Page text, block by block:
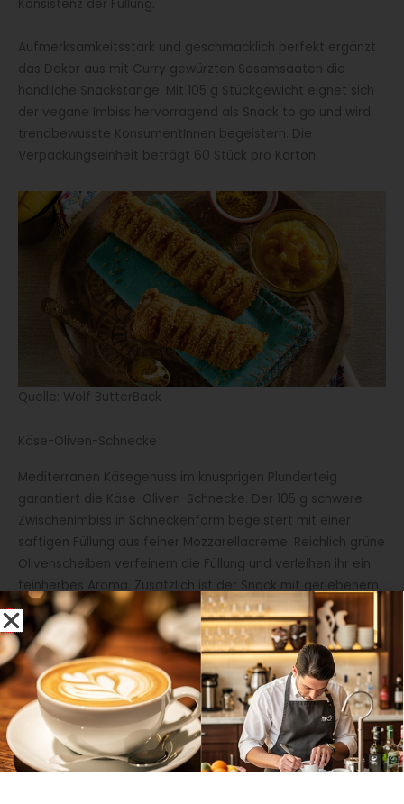
Konsistenz der Füllung.
Aufmerksamkeitsstark und geschmacklich perfekt ergänzt
das Dekor aus mit Curry gewürzten Sesamsaaten die
handliche Snackstange. Mit 105 g Stückgewicht eignet sich
der vegane Imbiss hervorragend als Snack to go und wird
trendbewusste KonsumentInnen begeistern. Die
Verpackungseinheit beträgt 60 Stück pro Karton.
Quelle: Wolf ButterBack
Käse-Oliven-Schnecke
Mediterranen Käsegenuss im knusprigen Plunderteig
garantiert die Käse-Oliven-Schnecke. Der 105 g schwere
Zwischenimbiss in Schneckenform begeistert mit einer
saftigen Füllung aus feiner Mozzarellacreme. Reichlich grüne
Olivenscheiben verfeinern die Füllung und verleihen ihr ein
feinherbes Aroma. Zusätzlich ist der Snack mit geriebenem
Käse sowie einer Bestreuung aus gerebeltem Basilikum
ansprechend dekoriert, und benötigt nach dem Backen
keine weitere Veredelung. Darüber hinaus überzeugt das
Produkt mit einer sehr langen Standzeit.
Die Käse-Oliven-Schnecke ist rein vegetarisch und
erhältlich in einer Verpackungseinheit von 60 Stück im
Karton.